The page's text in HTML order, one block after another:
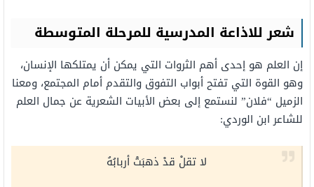
شعر للاذاعة المدرسية للمرحلة المتوسطة
إن العلم هو إحدى أهم الثروات التي يمكن أن يمتلكها الإنسان،
وهو القوة التي تفتح أبواب التفوق والتقدم أمام المجتمع، ومعنا
الزميل “فلان” لنستمع إلى بعض الأبيات الشعرية عن جمال العلم
للشاعر ابن الوردي:
لا تقلْ قدْ ذهبَتْ أربابُهُ